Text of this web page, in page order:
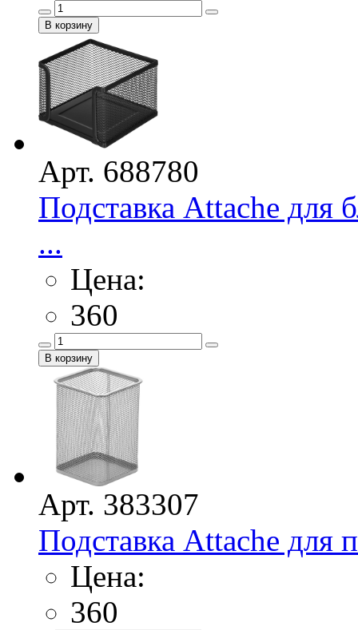
Арт. 688780
Подставка Attache для
...
Цена:
360
Арт. 383307
Подставка Attache для
Цена:
360